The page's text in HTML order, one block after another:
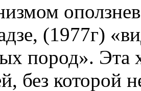
(1977г)
пород». Эта
без которой